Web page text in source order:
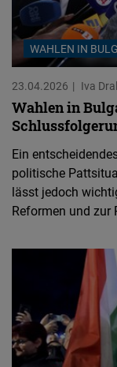
WAHLEN IN
23.04.2026 Iva
Wahlen in
Ein
politische
lässt jedoch
Reformen und zur